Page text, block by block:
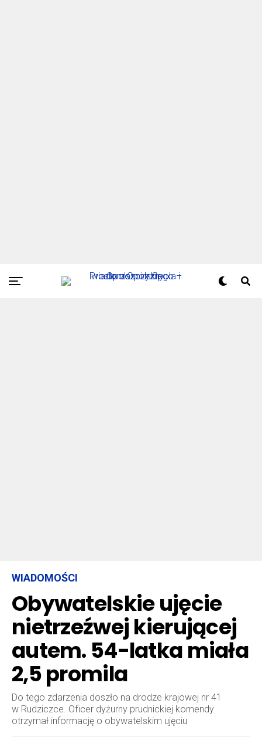
WIADOMOŚCI
Obywatelskie ujęcie
nietrzeźwej kierującej
autem. 54-latka miała
2,5 promila
Do tego zdarzenia doszło na drodze krajowej nr 41
w Rudziczce. Oficer dyżurny prudnickiej komendy
otrzymał informację o obywatelskim ujęciu